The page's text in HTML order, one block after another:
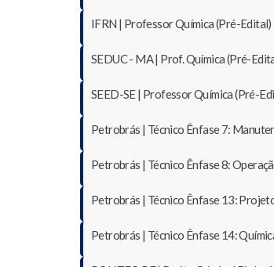
IFRN | Professor Química (Pré-Edital)
SEDUC - MA | Prof. Química (Pré-
SEED-SE | Professor Química (Pré-
Petrobrás | Técnico Ênfase 7:
Petrobrás | Técnico Ênfase 8:
Petrobrás | Técnico Ênfase 13:
Petrobrás | Técnico Ênfase 14: